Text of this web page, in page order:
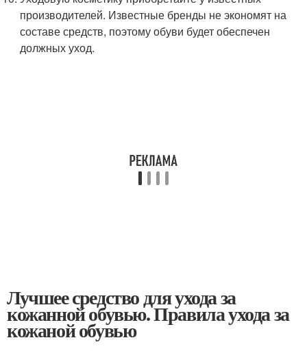
производителей. Известные бренды не экономят на
составе средств, поэтому обуви будет обеспечен
должных уход.
Лучшее средство для ухода за
кожанной обувью. Правила ухода за
кожаной обувью